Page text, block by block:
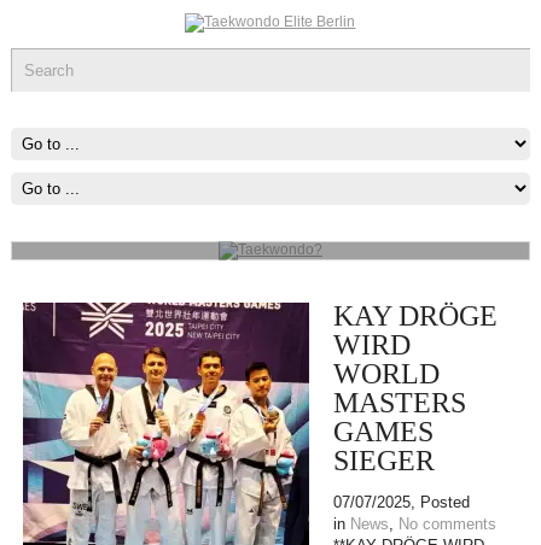
Taekwondo?
Fausttechniken, vor allem Fauststöße zum Angriff und Blocks zur
KAY DRÖGE
WIRD
WORLD
MASTERS
GAMES
SIEGER
07/07/2025, Posted
in News, No comments